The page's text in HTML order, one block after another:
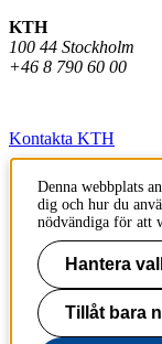
KTH
100 44 Stockholm
+46 8 790 60 00
Kontakta KTH
Jobba på KTH
Press och media
Faktura och
Om KTH:s
Denna webbplats
dig och hur du
nödvändiga för att
Hantera
Tillåt bara